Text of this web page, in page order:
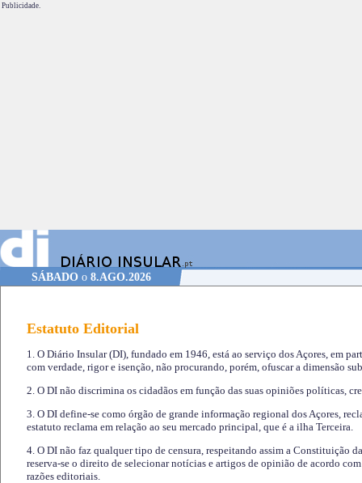
Publicidade.
SÁBADOo 8.AGO.2026
Estatuto Editorial
1. O Diário Insular (DI), fundado em 1946, está ao serviço dos Açores, em
com verdade, rigor e isenção, não procurando, porém, ofuscar a dimensão
2. O DI não discrimina os cidadãos em função das suas opiniões políticas,
3. O DI define-se como órgão de grande informação regional dos Açores,
estatuto reclama em relação ao seu mercado principal, que é a ilha Terceira.
4. O DI não faz qualquer tipo de censura, respeitando assim a Constituição
reserva-se o direito de selecionar notícias e artigos de opinião de acordo
razões editoriais.